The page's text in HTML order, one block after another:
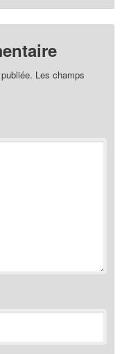
Les champs